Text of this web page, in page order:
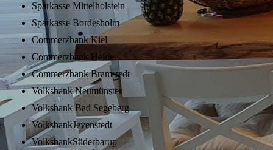
Sparkasse Mittelholstein
Sparkasse Bordesholm
Commerzbank Kiel
Commerzbank Heide
Commerzbank Bramstedt
Volksbank Neumünster
Volksbank Bad Segeberg
VolksbankJevenstedt
VolksbankSüderbarup